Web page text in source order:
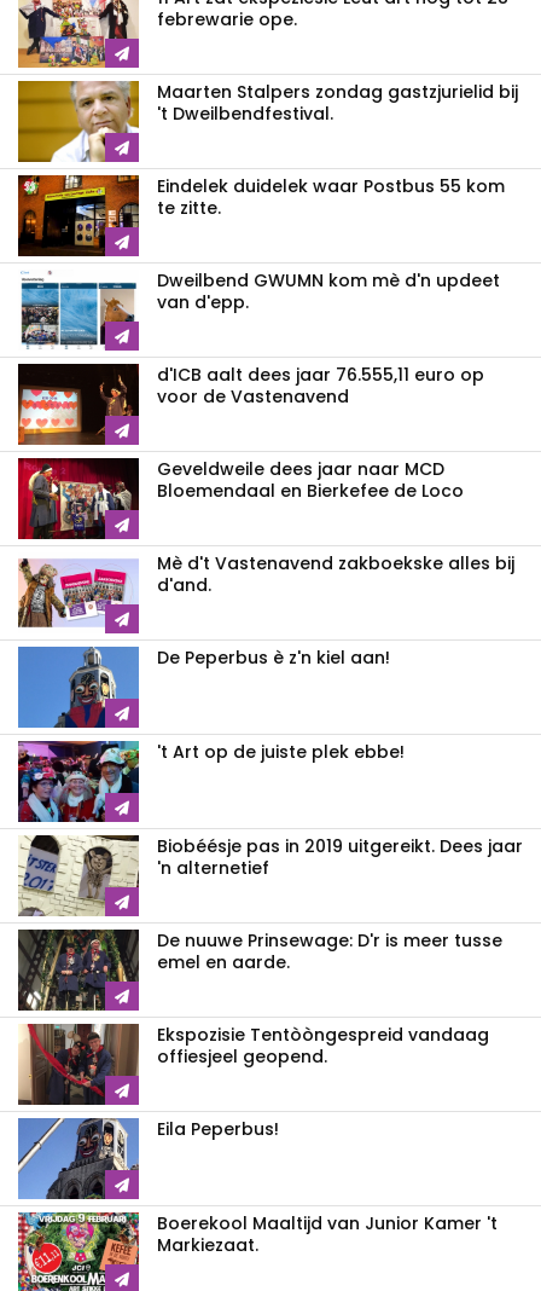
febrewarie ope.
Maarten Stalpers zondag gastzjurielid bij
't Dweilbendfestival.
Eindelek duidelek waar Postbus 55 kom
te zitte.
Dweilbend GWUMN kom mè d'n updeet
van d'epp.
d'ICB aalt dees jaar 76.555,11 euro op
voor de Vastenavend
Geveldweile dees jaar naar MCD
Bloemendaal en Bierkefee de Loco
Mè d't Vastenavend zakboekske alles bij
d'and.
De Peperbus è z'n kiel aan!
't Art op de juiste plek ebbe!
Biobéésje pas in 2019 uitgereikt. Dees jaar
'n alternetief
De nuuwe Prinsewage: D'r is meer tusse
emel en aarde.
Ekspozisie Tentòòngespreid vandaag
offiesjeel geopend.
Eila Peperbus!
Boerekool Maaltijd van Junior Kamer 't
Markiezaat.